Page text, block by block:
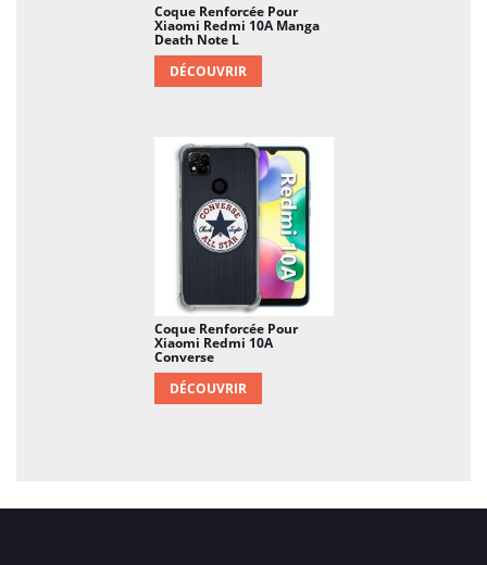
Coque Renforcée Pour
Xiaomi Redmi 10A Manga
Death Note L
DÉCOUVRIR
Coque Renforcée Pour
Xiaomi Redmi 10A
Converse
DÉCOUVRIR